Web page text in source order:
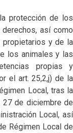
protección de los
así como
y de la
los animales y las
propias y
el art. 25,2,j) de la
Local, tras la
de diciembre de
Local, así
Régimen Local de